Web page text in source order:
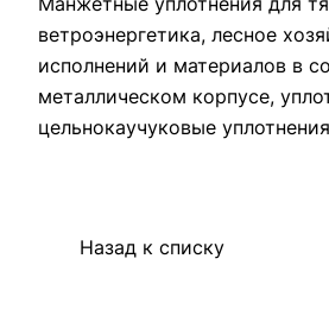
ветроэнергетика, лесное
исполнений и материалов в
металлическом корпусе,
цельнокаучуковые
Назад к списку